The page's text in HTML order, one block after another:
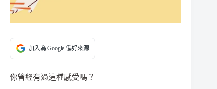
加入為 Google 偏好來源
你曾經有過這種感受嗎？